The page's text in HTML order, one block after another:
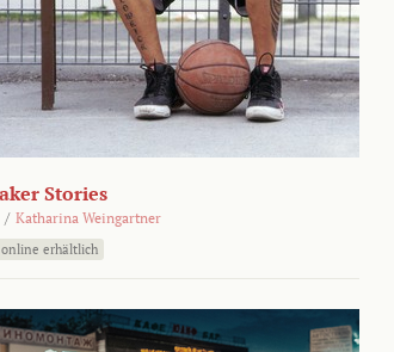
Stories
/ Katharina Weingartner
erhältlich